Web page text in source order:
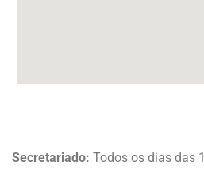
Secretariado: Todos os dias das